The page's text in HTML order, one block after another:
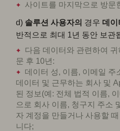
사이트를 마지막으로 방문
d) 솔루션 사용자의 경우 데이
반적으로 최대 1년 동안 보관
다음 데이터와 관련하여
문 후 10년:
데이터 성, 이름, 이메일 주
데이터 및 근무하는 회사 및
된 정보(예: 전체 법적 이름,
으로 회사 이름, 청구지 주소
자 계정을 만들거나 사용할
니다;